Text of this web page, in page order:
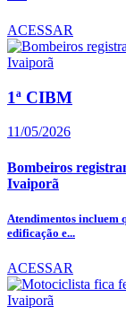
ACESSAR
1ª CIBM
11/05/2026
Bombeiros
Ivaiporã
Atendimentos incluem
edificação e...
ACESSAR